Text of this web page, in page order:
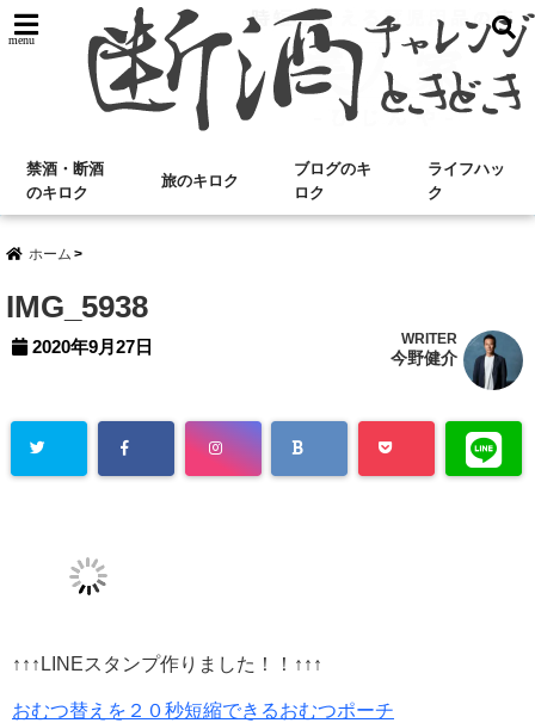
menu
禁酒・断酒
のキロク
旅のキロク
ブログのキ
ロク
ライフハッ
ク
ホーム
IMG_5938
2020年9月27日 WRITER
今野健介
↑↑↑LINEスタンプ作りました！！↑↑↑
おむつ替えを２０秒短縮できるおむつポーチ